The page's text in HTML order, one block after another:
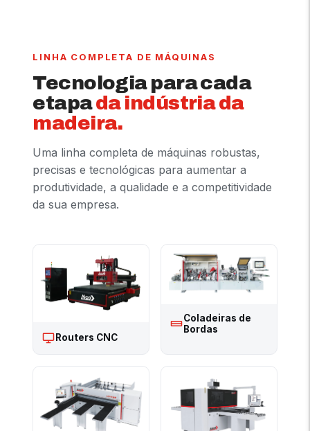
LINHA COMPLETA DE MÁQUINAS
Tecnologia para cada
etapada indústria da
madeira.
Uma linha completa de máquinas robustas,
precisas e tecnológicas para aumentar a
produtividade, a qualidade e a competitividade
da sua empresa.
Routers CNC
Coladeiras de
Bordas